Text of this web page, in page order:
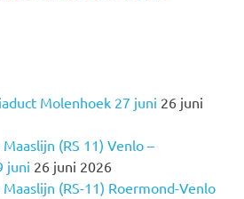
Molenhoek 27 juni 26 juni
(RS 11) Venlo –
juni 26 juni 2026
(RS-11) Roermond-Venlo